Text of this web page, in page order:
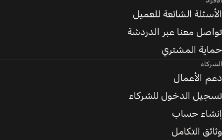
الأسئلة الشائعة للعميل
تواصل معنا عبر الدردشة
حماية المشتري
الشركاء
دعم الأعمال
تسجيل الدخول للشركاء
إنشاء حساب
وثائق التكامل